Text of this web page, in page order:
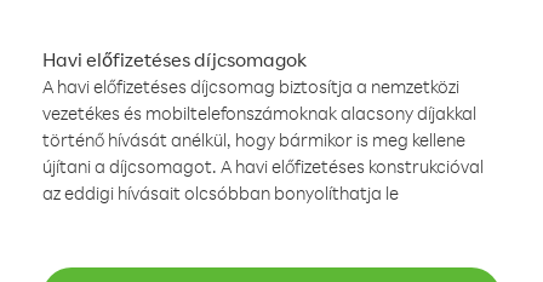
Havi előfizetéses díjcsomagok
A havi előfizetéses díjcsomag biztosítja a nemzetközi
vezetékes és mobiltelefonszámoknak alacsony díjakkal
történő hívását anélkül, hogy bármikor is meg kellene
újítani a díjcsomagot. A havi előfizetéses konstrukcióval
az eddigi hívásait olcsóbban bonyolíthatja le